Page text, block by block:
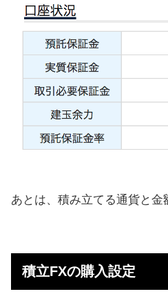
あとは、積み立てる通貨と金
積立FXの購入設定